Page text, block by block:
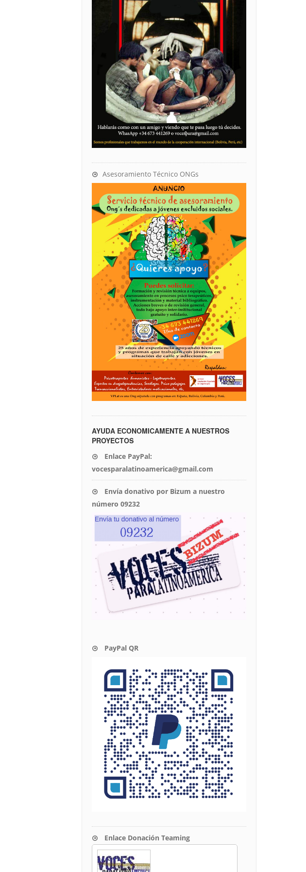
Asesoramiento Técnico ONGs
AYUDA ECONOMICAMENTE A NUESTROS
PROYECTOS
Enlace PayPal:
vocesparalatinoamerica@gmail.com
Envía donativo por Bizum a nuestro
número 09232
PayPal QR
Enlace Donación Teaming